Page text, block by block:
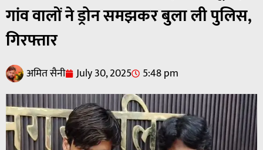
गांव वालों ने ड्रोन समझकर बुला ली पुलिस,
गिरफ्तार
अमित सैनी July 30, 2025 5:48 pm